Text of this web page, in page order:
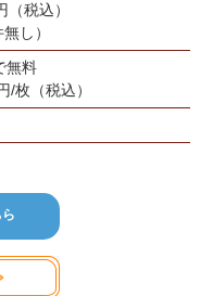
税込）
し）
無料
/枚（税込）